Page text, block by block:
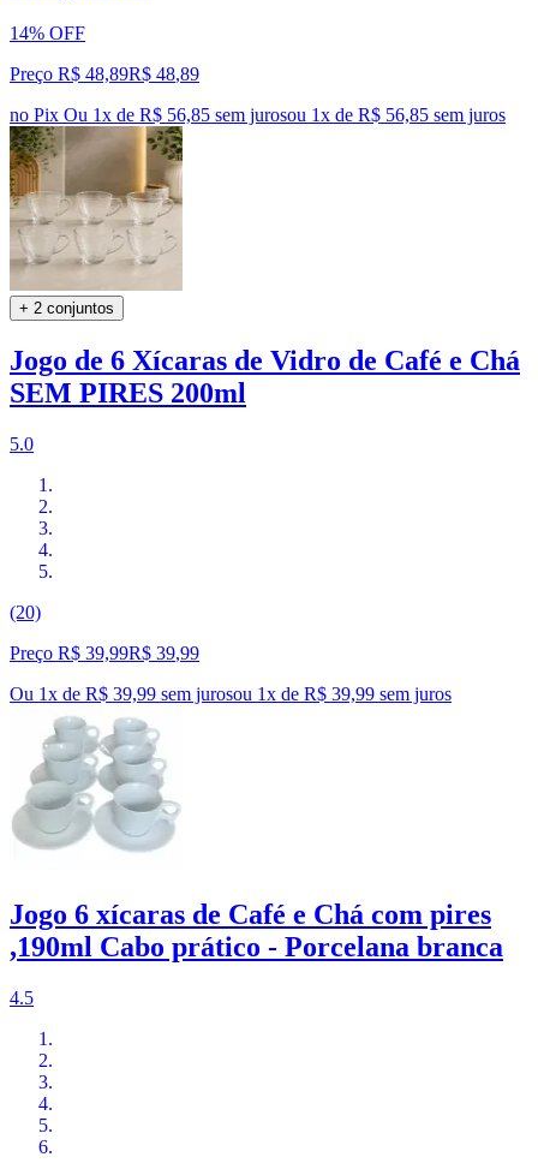
14% OFF
Preço R$ 48,89R$ 48,89
no Pix Ou 1x de R$ 56,85 sem jurosou 1x de R$ 56,85 sem juros
+ 2 conjuntos
Jogo de 6 Xícaras de Vidro de Café e Chá
SEM PIRES 200ml
5.0
(20)
Preço R$ 39,99R$ 39,99
Ou 1x de R$ 39,99 sem jurosou 1x de R$ 39,99 sem juros
Jogo 6 xícaras de Café e Chá com pires
,190ml Cabo prático - Porcelana branca
4.5